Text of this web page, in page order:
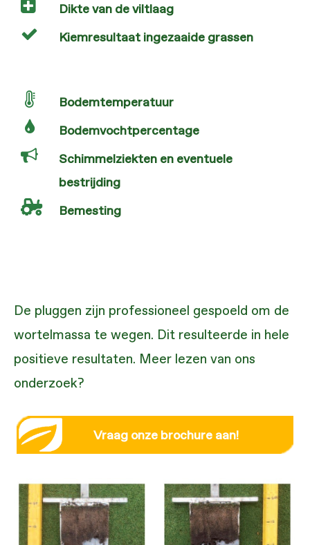
Dikte van de viltlaag
Kiemresultaat ingezaaide grassen
Bodemtemperatuur
Bodemvochtpercentage
Schimmelziekten en eventuele
bestrijding
Bemesting
De pluggen zijn professioneel gespoeld om de
wortelmassa te wegen. Dit resulteerde in hele
positieve resultaten. Meer lezen van ons
onderzoek?
Vraag onze brochure aan!